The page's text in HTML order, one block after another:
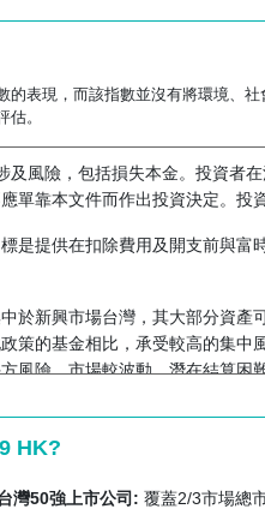
的表現，而該指數並沒有將環境、
估。
及風險，包括損失本金。投資者
單靠本文件而作出投資決定。投
是提供在扣除費用及開支前與富
於新興市場台灣，其大部分資產
策的基金相比，承受較高的集中
風險、市場較波動、潛在結算困
受到台灣政治發展、政府政策變
HK?
灣50強上市公司: 覆蓋2/3市場總